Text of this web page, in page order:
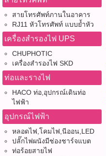
สายโทรศัพท์ภานในอาคาร
RJ11 หัวโทรศัพท์ แบบย้ำหัว
เครื่องสำรองไฟ UPS
CHUPHOTIC
เครื่องสำรองไฟ SKD
ท่อและรางไฟ
HACO ท่อ,อุปกรณ์เดินท่อ
ไฟฟ้า
อุปกรณ์ไฟฟ้า
หลอดไฟ,โคมไฟ,นีออน,LED
ปลั๊กไฟผนังมีช่องชาร์จแบต
ท่อร้อยสายไฟ